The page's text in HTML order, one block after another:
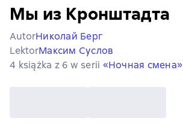
Мы из Кронштадта
AutorНиколай Берг
LektorМаксим Суслов
4 książka z 6 w serii «Ночная смена»